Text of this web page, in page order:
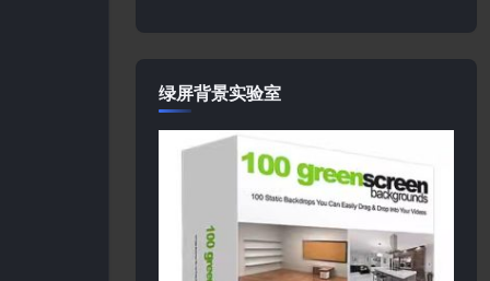
绿屏背景实验室